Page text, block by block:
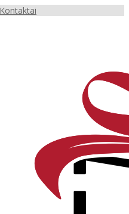
Kontaktai